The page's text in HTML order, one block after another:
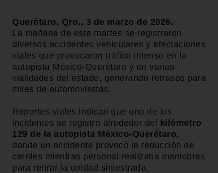
Querétaro, Qro., 3 de marzo de 2026.
La mañana de este martes se registraron
diversos accidentes vehiculares y afectaciones
viales que provocaron tráfico intenso en la
autopista México-Querétaro y en varias
vialidades del estado, generando retrasos para
miles de automovilistas.
Reportes viales indican que uno de los
incidentes se registró alrededor del
kilómetro
129 de la autopista México-Querétaro,
donde un accidente provocó la reducción de
carriles mientras personal realizaba maniobras
para retirar la unidad siniestrada.